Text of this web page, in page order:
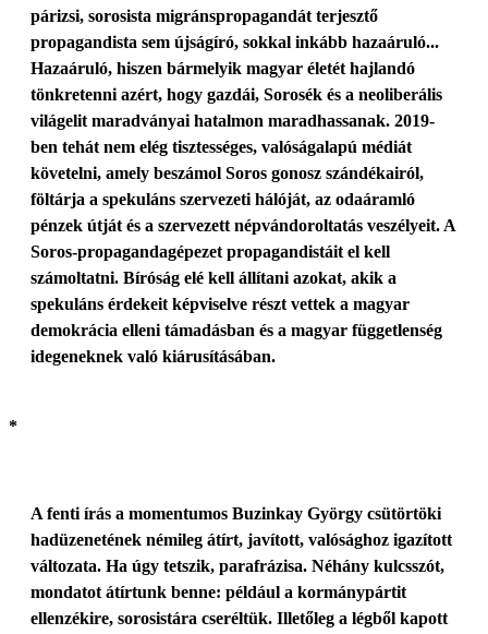
párizsi, sorosista migránspropagandát terjesztő
propagandista sem újságíró, sokkal inkább hazaáruló...
Hazaáruló, hiszen bármelyik magyar életét hajlandó
tönkretenni azért, hogy gazdái, Sorosék és a neoliberális
világelit maradványai hatalmon maradhassanak. 2019-
ben tehát nem elég tisztességes, valóságalapú médiát
követelni, amely beszámol Soros gonosz szándékairól,
föltárja a spekuláns szervezeti hálóját, az odaáramló
pénzek útját és a szervezett népvándoroltatás veszélyeit. A
Soros-propagandagépezet propagandistáit el kell
számoltatni. Bíróság elé kell állítani azokat, akik a
spekuláns érdekeit képviselve részt vettek a magyar
demokrácia elleni támadásban és a magyar függetlenség
idegeneknek való kiárusításában.
*
A fenti írás a momentumos Buzinkay György csütörtöki
hadüzenetének némileg átírt, javított, valósághoz igazított
változata. Ha úgy tetszik, parafrázisa. Néhány kulcsszót,
mondatot átírtunk benne: például a kormánypártit
ellenzékire, sorosistára cseréltük. Illetőleg a légből kapott